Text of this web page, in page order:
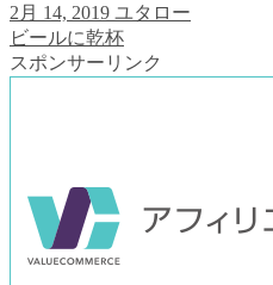
2月 14, 2019 ユタロー
ビールに乾杯
スポンサーリンク